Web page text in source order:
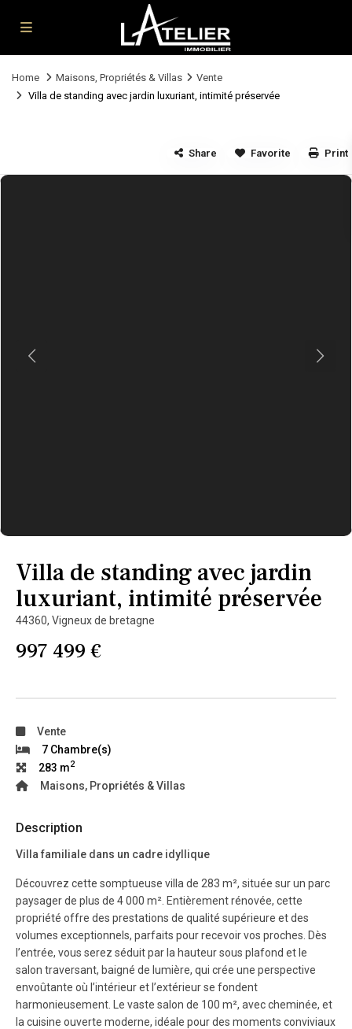
Home Maisons, Propriétés & Villas
Vente
Villa de standing avec jardin luxuriant, intimité préservée
Share Favorite Print
Villa de standing avec jardin
luxuriant, intimité préservée
44360,Vigneux de bretagne
997 499 €
Vente
7 Chambre(s)
283 m2
Maisons, Propriétés & Villas
Description
Villa familiale dans un cadre idyllique
Découvrez cette somptueuse villa de 283 m², située sur un parc
paysager de plus de 4 000 m². Entièrement rénovée, cette
propriété offre des prestations de qualité supérieure et des
volumes exceptionnels, parfaits pour recevoir vos proches. Dès
l’entrée, vous serez séduit par la hauteur sous plafond et le
salon traversant, baigné de lumière, qui crée une perspective
envoûtante où l’intérieur et l’extérieur se fondent
harmonieusement. Le vaste salon de 100 m², avec cheminée, et
la cuisine ouverte moderne, idéale pour des moments conviviaux